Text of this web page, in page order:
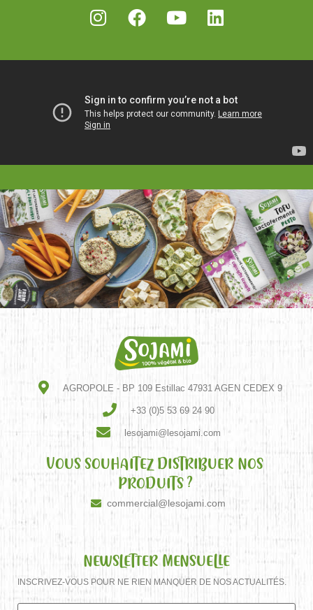
AGROPOLE - BP 109 Estillac 47931 AGEN CEDEX 9
+33 (0)5 53 69 24 90
lesojami@lesojami.com
VOUS SOUHAITEZ DISTRIBUER NOS
PRODUITS ?
commercial@lesojami.com
NEWSLETTER MENSUELLE
INSCRIVEZ-VOUS POUR NE RIEN MANQUER DE NOS ACTUALITÉS.